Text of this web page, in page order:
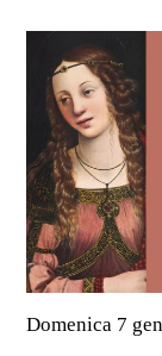
Domenica 7